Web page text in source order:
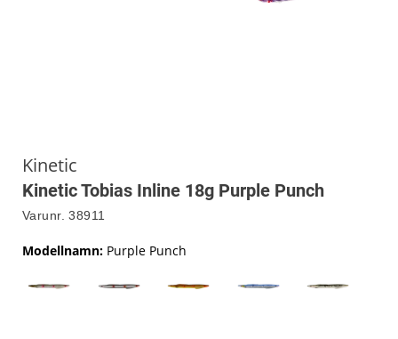
Kinetic
Kinetic Tobias Inline 18g Purple Punch
Varunr. 38911
Modellnamn: Purple Punch